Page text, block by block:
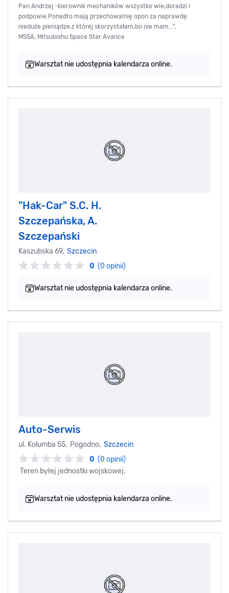
Pan Andrzej -kierownik mechaników wszystko wie,doradzi i
podpowie.Ponadto mają przechowalnię opon za naprawdę
nieduże pieniądze,z której skorzystałam,bo nie mam...",
MSSA, Mitsubishu Space Star Avance
Warsztat nie udostępnia kalendarza online.
"Hak-Car" S.C. H.
Szczepańska, A.
Szczepański
Kaszubska 69, Szczecin
0 (0 opinii)
Warsztat nie udostępnia kalendarza online.
Auto-Serwis
ul. Kolumba 55, Pogodno, Szczecin
0 (0 opinii)
Teren byłej jednostki wojskowej.
Warsztat nie udostępnia kalendarza online.